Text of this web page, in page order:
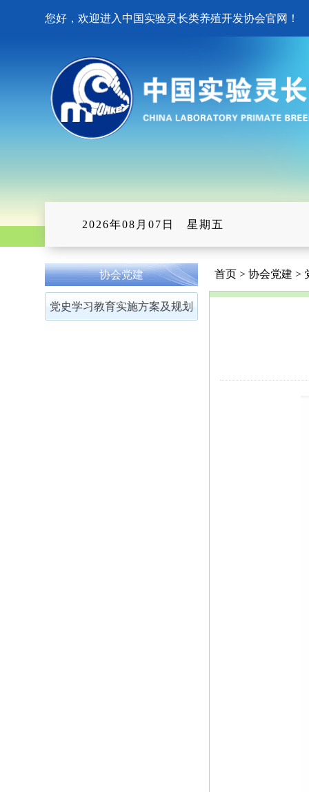
您好，欢迎进入中国实验灵长类养殖开发协会官网！
2026年08月07日 星期五
协会党建
党史学习教育实施方案及规划
首页 > 协会党建 >